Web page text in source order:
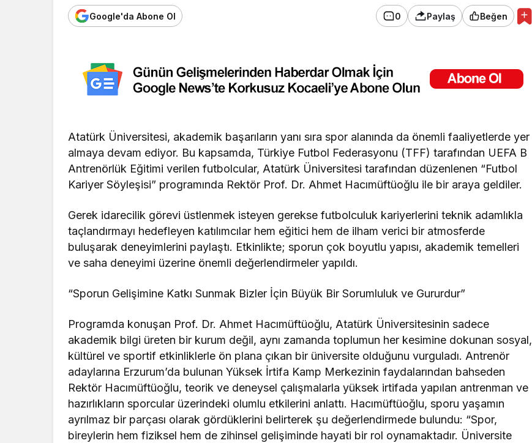
Google'da Abone Ol 0 Paylaş Beğen
Atatürk Üniversitesi, akademik başarıların yanı sıra spor alanında da önemli faaliyetlerde yer
almaya devam ediyor. Bu kapsamda, Türkiye Futbol Federasyonu (TFF) tarafından UEFA B
Antrenörlük Eğitimi verilen futbolcular, Atatürk Üniversitesi tarafından düzenlenen “Futbol
Kariyer Söyleşisi” programında Rektör Prof. Dr. Ahmet Hacımüftüoğlu ile bir araya geldiler.
Gerek idarecilik görevi üstlenmek isteyen gerekse futbolculuk kariyerlerini teknik adamlıkla
taçlandırmayı hedefleyen katılımcılar hem eğitici hem de ilham verici bir atmosferde
buluşarak deneyimlerini paylaştı. Etkinlikte; sporun çok boyutlu yapısı, akademik temelleri
ve saha deneyimi üzerine önemli değerlendirmeler yapıldı.
“Sporun Gelişimine Katkı Sunmak Bizler İçin Büyük Bir Sorumluluk ve Gururdur”
Programda konuşan Prof. Dr. Ahmet Hacımüftüoğlu, Atatürk Üniversitesinin sadece
akademik bilgi üreten bir kurum değil, aynı zamanda toplumun her kesimine dokunan sosyal,
kültürel ve sportif etkinliklerle ön plana çıkan bir üniversite olduğunu vurguladı. Antrenör
adaylarına Erzurum’da bulunan Yüksek İrtifa Kamp Merkezinin faydalarından bahseden
Rektör Hacımüftüoğlu, teorik ve deneysel çalışmalarla yüksek irtifada yapılan antrenman ve
hazırlıkların sporcular üzerindeki olumlu etkilerini anlattı. Hacımüftüoğlu, sporu yaşamın
ayrılmaz bir parçası olarak gördüklerini belirterek şu değerlendirmede bulundu: “Spor,
bireylerin hem fiziksel hem de zihinsel gelişiminde hayati bir rol oynamaktadır. Üniversite